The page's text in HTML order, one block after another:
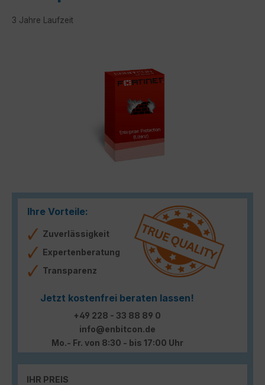
3 Jahre Laufzeit
Ihre Vorteile:
Zuverlässigkeit
Expertenberatung
Transparenz
Jetzt kostenfrei beraten lassen!
+49 228 - 33 88 89 0
info@enbitcon.de
Mo.- Fr. von 8:30 - bis 17:00 Uhr
IHR PREIS